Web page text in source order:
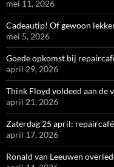
mei 11, 2026
Cadeautip! Of gewoon
mei 5, 2026
Goede opkomst bij
april 29, 2026
Think Floyd voldeed aan de
april 21, 2026
Zaterdag 25 april: repaircafé
april 17, 2026
Ronald van Leeuwen